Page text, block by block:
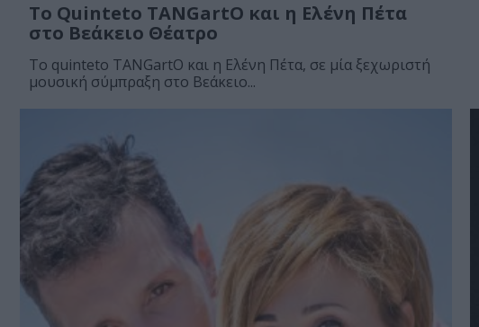
Το Quinteto TANGartO και η Ελένη Πέτα
στο Βεάκειο Θέατρο
Το quinteto TANGartO και η Ελένη Πέτα, σε μία ξεχωριστή
μουσική σύμπραξη στο Βεάκειο...